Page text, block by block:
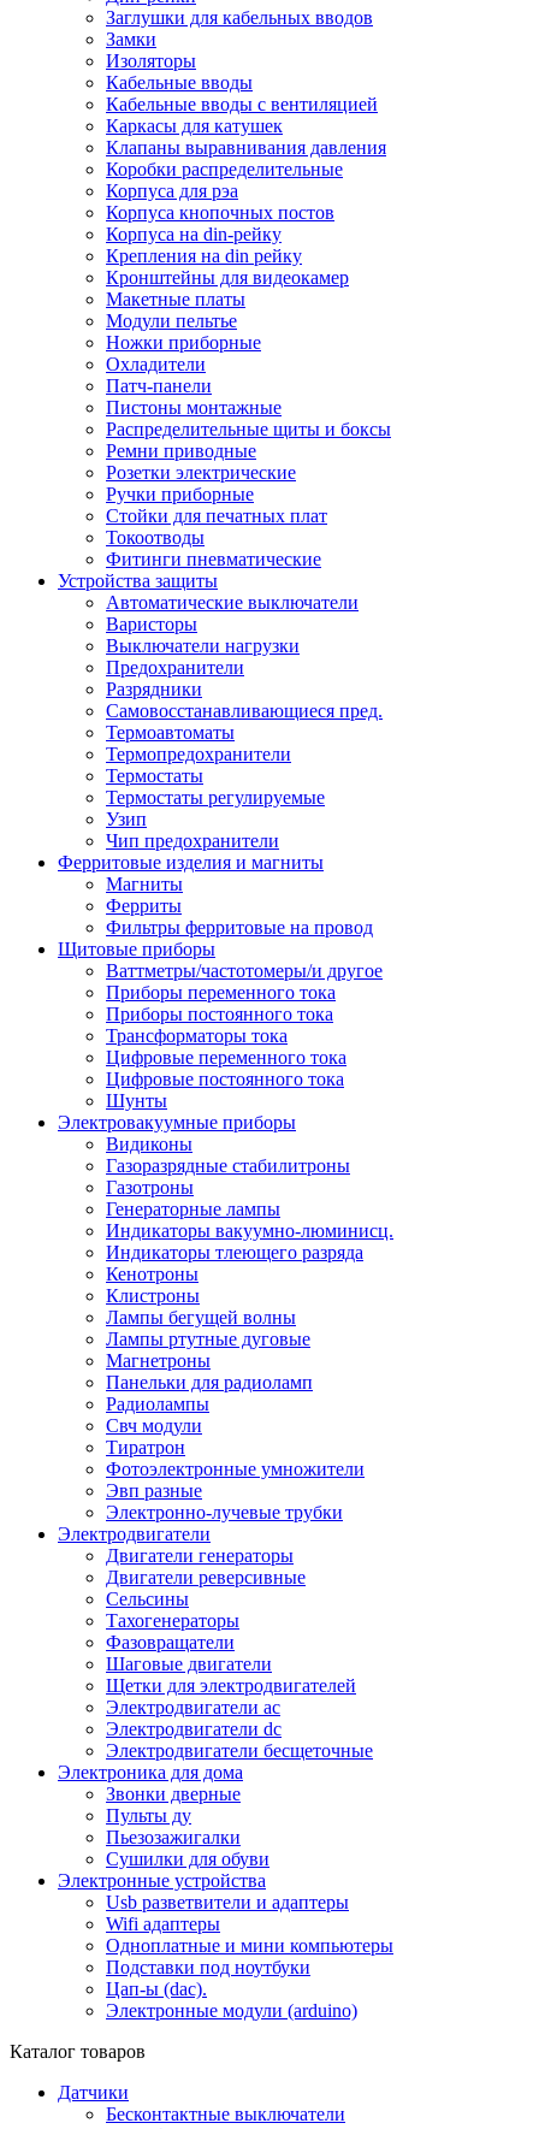
Заглушки для кабельных вводов
Замки
Изоляторы
Кабельные вводы
Кабельные вводы с вентиляцией
Каркасы для катушек
Клапаны выравнивания давления
Коробки распределительные
Корпуса для рэа
Корпуса кнопочных постов
Корпуса на din-рейку
Крепления на din рейку
Кронштейны для видеокамер
Макетные платы
Модули пельтье
Ножки приборные
Охладители
Патч-панели
Пистоны монтажные
Распределительные щиты и боксы
Ремни приводные
Розетки электрические
Ручки приборные
Стойки для печатных плат
Токоотводы
Фитинги пневматические
Устройства защиты
Автоматические выключатели
Варисторы
Выключатели нагрузки
Предохранители
Разрядники
Самовосстанавливающиеся пред.
Термоавтоматы
Термопредохранители
Термостаты
Термостаты регулируемые
Узип
Чип предохранители
Ферритовые изделия и магниты
Магниты
Ферриты
Фильтры ферритовые на провод
Щитовые приборы
Ваттметры/частотомеры/и другое
Приборы переменного тока
Приборы постоянного тока
Трансформаторы тока
Цифровые переменного тока
Цифровые постоянного тока
Шунты
Электровакуумные приборы
Видиконы
Газоразрядные стабилитроны
Газотроны
Генераторные лампы
Индикаторы вакуумно-люминисц.
Индикаторы тлеющего разряда
Кенотроны
Клистроны
Лампы бегущей волны
Лампы ртутные дуговые
Магнетроны
Панельки для радиоламп
Радиолампы
Свч модули
Тиратрон
Фотоэлектронные умножители
Эвп разные
Электронно-лучевые трубки
Электродвигатели
Двигатели генераторы
Двигатели реверсивные
Сельсины
Тахогенераторы
Фазовращатели
Шаговые двигатели
Щетки для электродвигателей
Электродвигатели ac
Электродвигатели dc
Электродвигатели бесщеточные
Электроника для дома
Звонки дверные
Пульты ду
Пьезозажигалки
Сушилки для обуви
Электронные устройства
Usb разветвители и адаптеры
Wifi адаптеры
Одноплатные и мини компьютеры
Подставки под ноутбуки
Цап-ы (dac).
Электронные модули (arduino)
Каталог товаров
Датчики
Бесконтактные выключатели